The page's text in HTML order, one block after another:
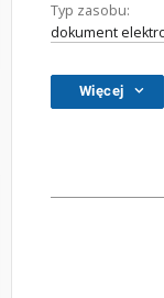
Typ zasobu:
dokument
Więcej